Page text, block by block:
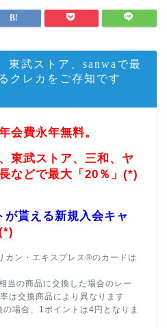
東武ストア、sanwaで最
クレカをご存知です
会費永年無料。
東武ストア、三和、ヤ
などで最大「20％」(*)
貰える新規入会キャ
カン・エキスプレス®のカードは
当の商品に交換した場合のレー
は交換商品により異なります
の場合、1ポイントは4円となりま